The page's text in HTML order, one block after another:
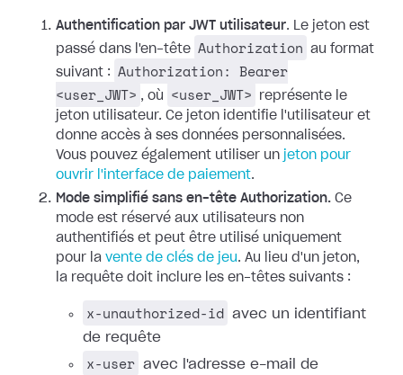
Authentification par JWT utilisateur. Le jeton est
passé dans l'en-tête Authorization
au format
suivant :
Authorization: Bearer
<user_JWT> , où <user_JWT>
représente le
jeton utilisateur. Ce jeton identifie l'utilisateur et
donne accès à ses données personnalisées.
Vous pouvez également utiliser un jeton pour
ouvrir l'interface de paiement.
Mode simplifié sans en-tête Authorization. Ce
mode est réservé aux utilisateurs non
authentifiés et peut être utilisé uniquement
pour la vente de clés de jeu . Au lieu d'un jeton,
la requête doit inclure les en-têtes suivants :
x-unauthorized-id avec un identifiant
de requête
x-user avec l'adresse e-mail de